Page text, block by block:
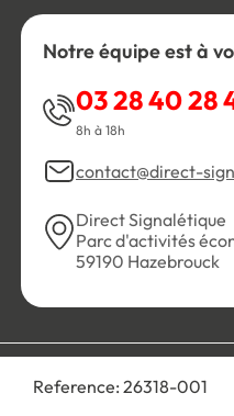
Reference: 26318-001
Notre équipe est à
03 28 40 28
8h à 18h
contact@direct-
Direct Signalétique
Parc d'activités
59190 Hazebrouck
Personnaliser les cookies